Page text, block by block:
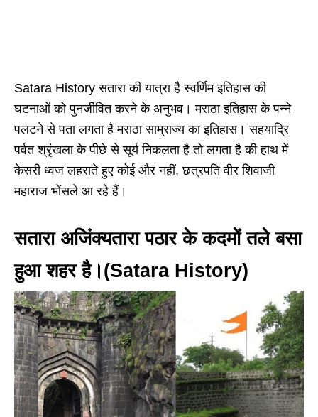
Satara History सतारा की यात्रा है स्वर्णिम इतिहास की
घटनाओं को पुनर्जीवित करने के अनुभव। मराठा इतिहास के पन्ने
पलटने से पता लगता है मराठा साम्राज्य का इतिहास। सहयाद्रि
पर्वत श्रृंखला के पीछे से सूर्य निकलता है तो लगता है की हाथ में
केसरी ध्वज लहराते हुए कोई और नहीं, छत्रपति वीर शिवाजी
महाराज भोंसले आ रहे हैं।
सतारा अजिंक्यतारा पठार के कदमों तले बसा
हुआ शहर है।(Satara History)